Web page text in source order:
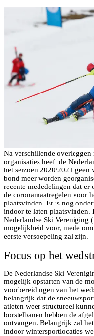
Na verschillende overleggen
organisaties heeft de
het seizoen 2020/2021 geen
bond meer worden
recente mededelingen dat
de coronamaatregelen voor
plaatsvinden. Er is nog
indoor te laten plaatsvinden.
Nederlandse Ski Vereniging
mogelijkheid voor, mede
eerste versoepeling zal zijn.
Focus op het
De Nederlandse Ski
mogelijk opstarten van de
voorbereidingen van het
belangrijk dat de
atleten weer structureel
borstelbanen hebben de
ontvangen. Belangrijk zal
indoor wintersportlocaties